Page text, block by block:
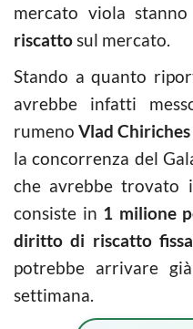
mercato viola
riscattosul mercato.
Stando a quanto
avrebbe infatti
rumeno Vlad Chiriches
la concorrenza del
che avrebbe trovato
consiste in 1 milione
diritto di riscatto
potrebbe arrivare
settimana.